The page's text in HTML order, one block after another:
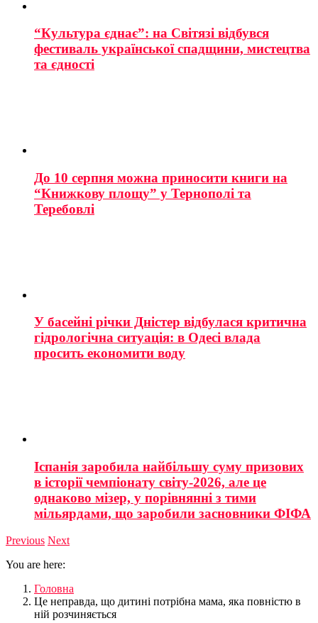
“Культура єднає”: на Світязі відбувся
фестиваль української спадщини, мистецтва
та єдності
До 10 серпня можна приносити книги на
“Книжкову площу” у Тернополі та
Теребовлі
У басейні річки Дністер відбулася критична
гідрологічна ситуація: в Одесі влада
просить економити воду
Іспанія заробила найбільшу суму призових
в історії чемпіонату світу-2026, але це
однаково мізер, у порівнянні з тими
мільярдами, що заробили засновники ФІФА
Previous Next
You are here:
Головна
Це неправда, що дитині потрібна мама, яка повністю в
ній розчиняється